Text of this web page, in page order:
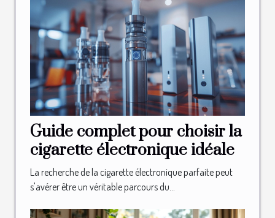
Guide complet pour choisir la
cigarette électronique idéale
La recherche de la cigarette électronique parfaite peut
s'avérer être un véritable parcours du...